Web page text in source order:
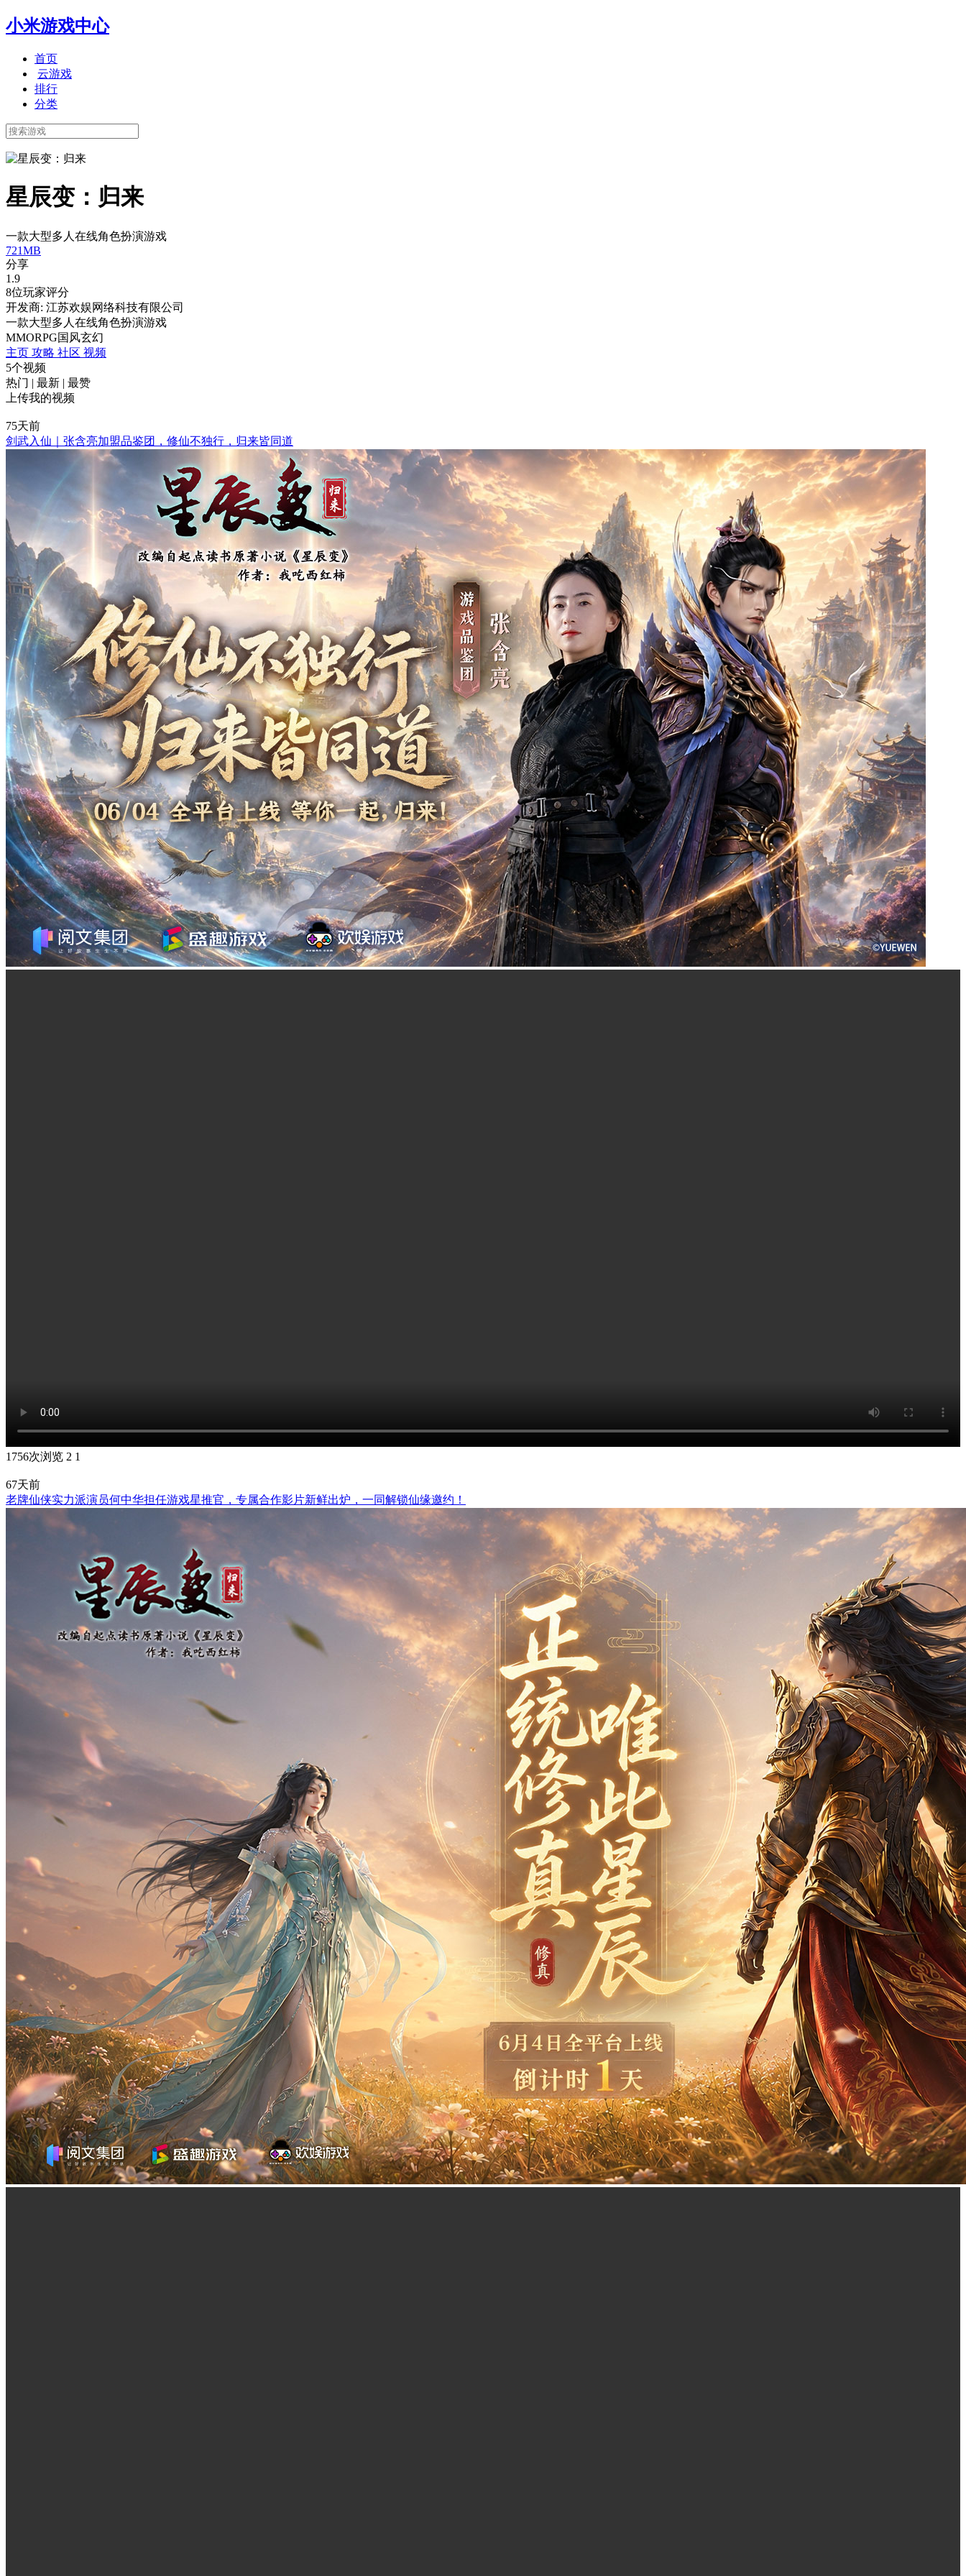
小米游戏中心
首页
云游戏
排行
分类
星辰变：归来
一款大型多人在线角色扮演游戏
721MB
分享
1.9
8位玩家评分
开发商: 江苏欢娱网络科技有限公司
一款大型多人在线角色扮演游戏
MMORPG国风玄幻
主页 攻略 社区 视频
5个视频
热门 | 最新 | 最赞
上传我的视频
75天前
剑武入仙｜张含亮加盟品鉴团，修仙不独行，归来皆同道
1756次浏览 2 1
67天前
老牌仙侠实力派演员何中华担任游戏星推官，专属合作影片新鲜出炉，一同解锁仙缘邀约！